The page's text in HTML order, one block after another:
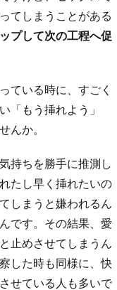
てしまうことがある
プして次の工程へ促
ている時に、すごく
「もう挿れよう」
んか。
持ちを勝手に推測し
たし早く挿れたいの
しまうと嫌われるん
です。その結果、愛
止めさせてしまうん
した時も同様に、快
せている人も多いで